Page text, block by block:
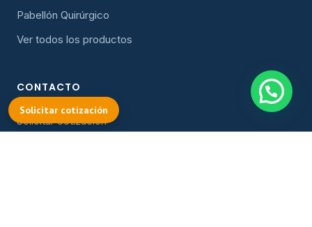
Pabellón Quirúrgico
Ver todos los productos
CONTACTO
Solicitar cotización
Solicitar cotización